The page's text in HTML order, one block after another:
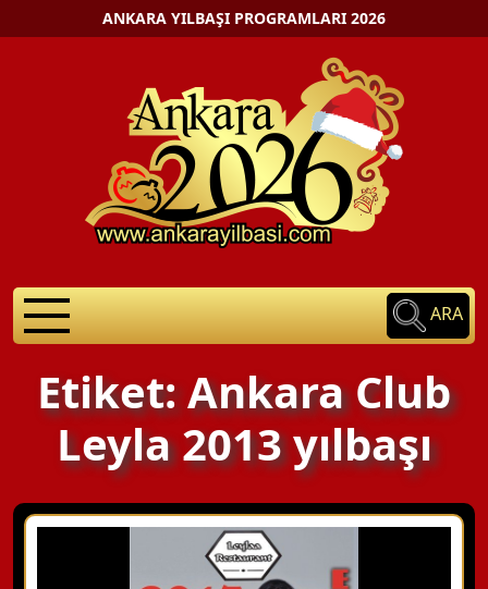
ANKARA YILBAŞI PROGRAMLARI 2026
ARA
Etiket: Ankara Club
Leyla 2013 yılbaşı